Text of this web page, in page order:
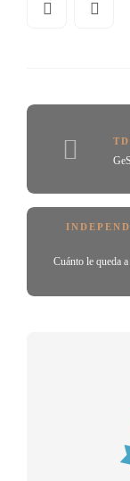
Cuánto le queda